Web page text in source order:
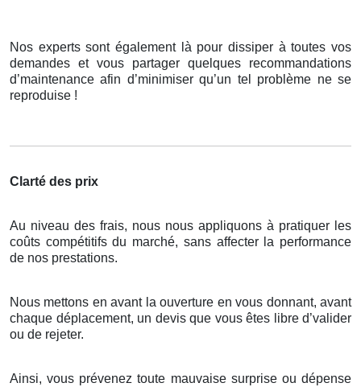
Nos experts sont également là pour dissiper à toutes vos
demandes et vous partager quelques recommandations
d’maintenance afin d’minimiser qu’un tel problème ne se
reproduise !
Clarté des prix
Au niveau des frais, nous nous appliquons à pratiquer les
coûts compétitifs du marché, sans affecter la performance
de nos prestations.
Nous mettons en avant la ouverture en vous donnant, avant
chaque déplacement, un devis que vous êtes libre d’valider
ou de rejeter.
Ainsi, vous prévenez toute mauvaise surprise ou dépense